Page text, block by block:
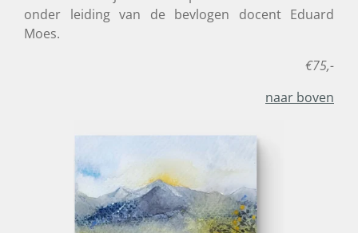
onder leiding van de bevlogen docent Eduard
Moes.
€75,-
naar boven